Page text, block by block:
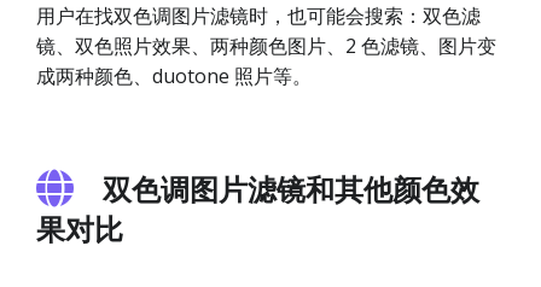
用户在找双色调图片滤镜时，也可能会搜索：双色滤
镜、双色照片效果、两种颜色图片、2 色滤镜、图片变
成两种颜色、duotone 照片等。
双色调图片滤镜和其他颜色效
果对比